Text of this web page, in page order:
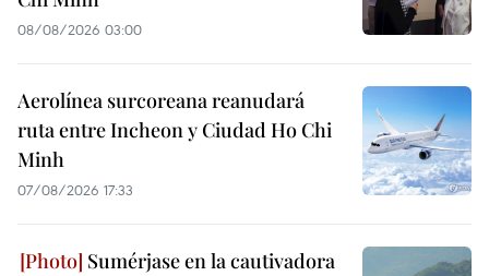
08/08/2026 03:00
Aerolínea surcoreana reanudará
ruta entre Incheon y Ciudad Ho Chi
Minh
07/08/2026 17:33
Sumérjase en la cautivadora